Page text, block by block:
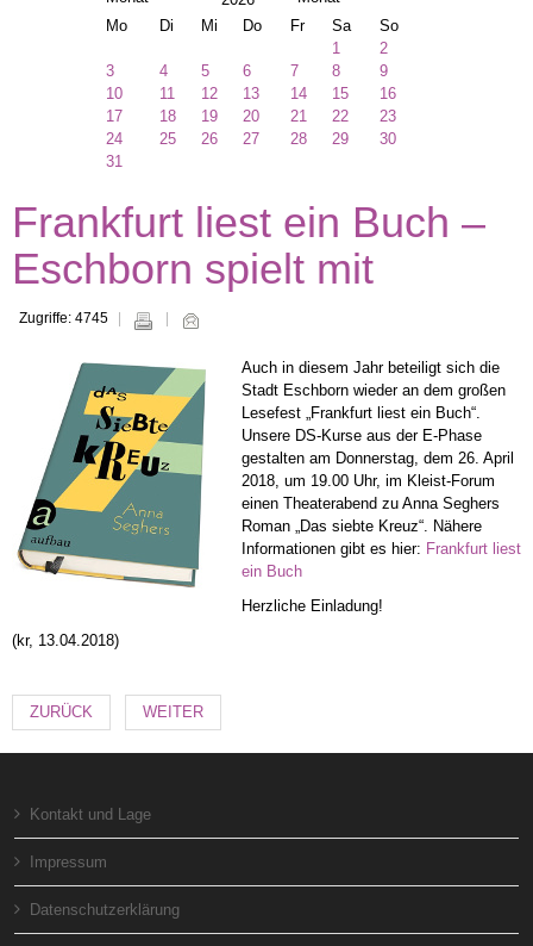
Mo
Di Mi Do Fr Sa
So
1
2
3
4 5 6 7 8
9
10
11 12 13 14 15
16
17
18 19 20 21 22
23
24
25 26 27 28 29
30
31
Frankfurt liest ein Buch –
Eschborn spielt mit
Zugriffe: 4745
Auch in diesem Jahr beteiligt sich die
Stadt Eschborn wieder an dem großen
Lesefest „Frankfurt liest ein Buch“.
Unsere DS-Kurse aus der E-Phase
gestalten am Donnerstag, dem 26. April
2018, um 19.00 Uhr, im Kleist-Forum
einen Theaterabend zu Anna Seghers
Roman „Das siebte Kreuz“. Nähere
Informationen gibt es hier: Frankfurt liest
ein Buch
Herzliche Einladung!
(kr, 13.04.2018)
ZURÜCK WEITER
Kontakt und Lage
Impressum
Datenschutzerklärung